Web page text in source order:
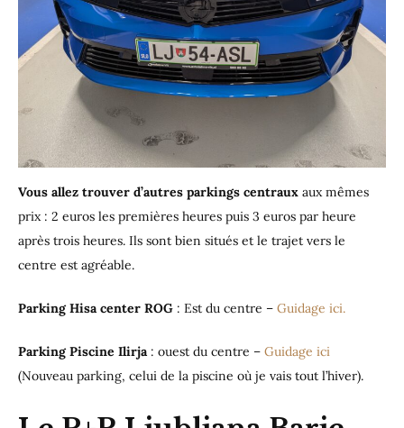
Vous allez trouver d’autres parkings centraux aux mêmes
prix : 2 euros les premières heures puis 3 euros par heure
après trois heures. Ils sont bien situés et le trajet vers le
centre est agréable.
Parking Hisa center ROG : Est du centre – Guidage ici.
Parking Piscine Ilirja : ouest du centre – Guidage ici
(Nouveau parking, celui de la piscine où je vais tout l’hiver).